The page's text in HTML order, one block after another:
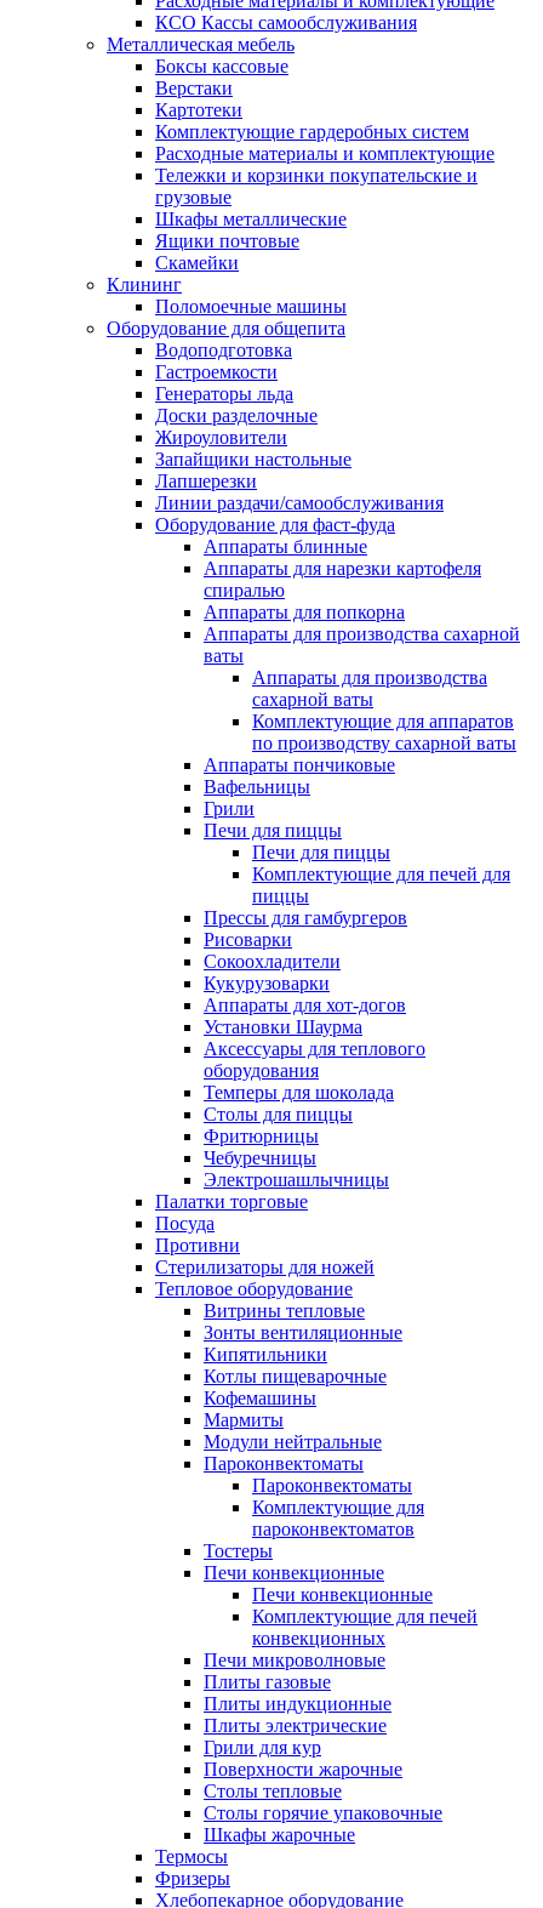
КСО Кассы самообслуживания
Металлическая мебель
Боксы кассовые
Верстаки
Картотеки
Комплектующие гардеробных систем
Расходные материалы и комплектующие
Тележки и корзинки покупательские и
грузовые
Шкафы металлические
Ящики почтовые
Скамейки
Клининг
Поломоечные машины
Оборудование для общепита
Водоподготовка
Гастроемкости
Генераторы льда
Доски разделочные
Жироуловители
Запайщики настольные
Лапшерезки
Линии раздачи/самообслуживания
Оборудование для фаст-фуда
Аппараты блинные
Аппараты для нарезки картофеля
спиралью
Аппараты для попкорна
Аппараты для производства сахарной
ваты
Аппараты для производства
сахарной ваты
Комплектующие для аппаратов
по производству сахарной ваты
Аппараты пончиковые
Вафельницы
Грили
Печи для пиццы
Печи для пиццы
Комплектующие для печей для
пиццы
Прессы для гамбургеров
Рисоварки
Сокоохладители
Кукурузоварки
Аппараты для хот-догов
Установки Шаурма
Аксессуары для теплового
оборудования
Темперы для шоколада
Столы для пиццы
Фритюрницы
Чебуречницы
Электрошашлычницы
Палатки торговые
Посуда
Противни
Стерилизаторы для ножей
Тепловое оборудование
Витрины тепловые
Зонты вентиляционные
Кипятильники
Котлы пищеварочные
Кофемашины
Мармиты
Модули нейтральные
Пароконвектоматы
Пароконвектоматы
Комплектующие для
пароконвектоматов
Тостеры
Печи конвекционные
Печи конвекционные
Комплектующие для печей
конвекционных
Печи микроволновые
Плиты газовые
Плиты индукционные
Плиты электрические
Грили для кур
Поверхности жарочные
Столы тепловые
Столы горячие упаковочные
Шкафы жарочные
Термосы
Фризеры
Хлебопекарное оборудование